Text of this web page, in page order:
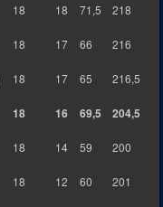
18 18 71,5 218
18 17 66 216
18 17 65 216,5
18 16 69,5 204,5
18 14 59 200
18 12 60 201